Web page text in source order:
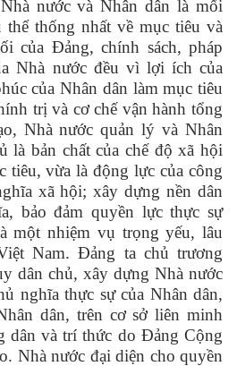
nước và Nhân dân là mối
thể thống nhất về mục tiêu và
của Đảng, chính sách, pháp
Nhà nước đều vì lợi ích của
của Nhân dân làm mục tiêu
trị và cơ chế vận hành tổng
Nhà nước quản lý và Nhân
là bản chất của chế độ xã hội
tiêu, vừa là động lực của công
xã hội; xây dựng nền dân
bảo đảm quyền lực thực sự
một nhiệm vụ trọng yếu, lâu
Nam. Đảng ta chủ trương
dân chủ, xây dựng Nhà nước
nghĩa thực sự của Nhân dân,
dân, trên cơ sở liên minh
dân và trí thức do Đảng Cộng
Nhà nước đại diện cho quyền